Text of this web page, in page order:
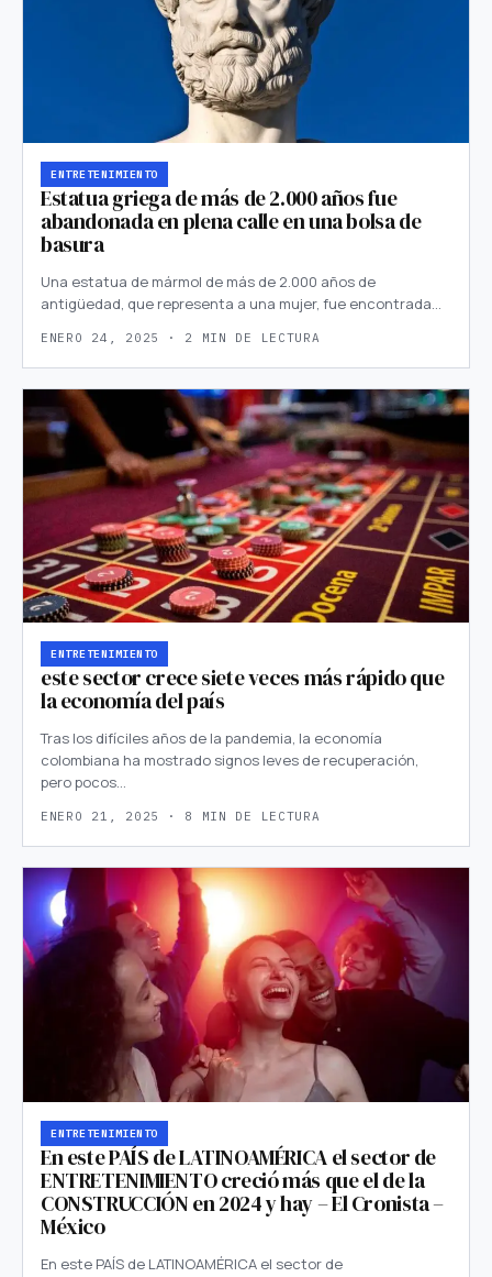
ENTRETENIMIENTO
Estatua griega de más de 2.000 años fue
abandonada en plena calle en una bolsa de
basura
Una estatua de mármol de más de 2.000 años de
antigüedad, que representa a una mujer, fue encontrada…
ENERO 24, 2025 · 2 MIN DE LECTURA
ENTRETENIMIENTO
este sector crece siete veces más rápido que
la economía del país
Tras los difíciles años de la pandemia, la economía
colombiana ha mostrado signos leves de recuperación,
pero pocos…
ENERO 21, 2025 · 8 MIN DE LECTURA
ENTRETENIMIENTO
En este PAÍS de LATINOAMÉRICA el sector de
ENTRETENIMIENTO creció más que el de la
CONSTRUCCIÓN en 2024 y hay – El Cronista –
México
En este PAÍS de LATINOAMÉRICA el sector de